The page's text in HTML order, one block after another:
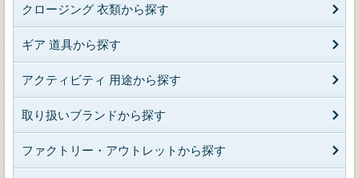
クロージング 衣類から探す
ギア 道具から探す
アクティビティ 用途から探す
取り扱いブランドから探す
ファクトリー・アウトレットから探す